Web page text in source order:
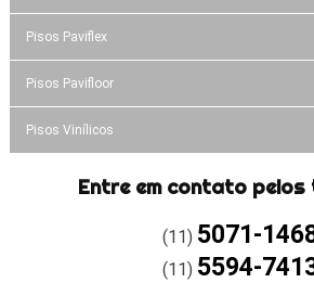
Pisos Paviflex
Pisos Pavifloor
Pisos Vinílicos
Entre em contato pelos
(11) 5071-
(11) 5594-